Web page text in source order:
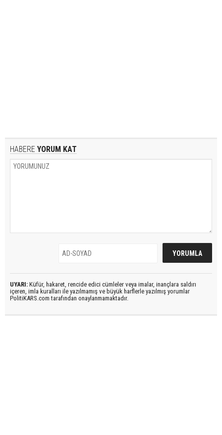
HABERE YORUM KAT
UYARI: Küfür, hakaret, rencide edici cümleler veya imalar, inançlara saldırı
içeren, imla kuralları ile yazılmamış ve büyük harflerle yazılmış yorumlar
PolitiKARS.com tarafından onaylanmamaktadır.